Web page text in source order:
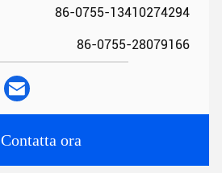
86-0755-13410274294
86-0755-28079166
Contatta ora